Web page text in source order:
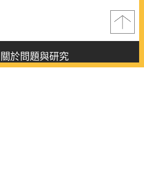
關於問題與研究
About this journal